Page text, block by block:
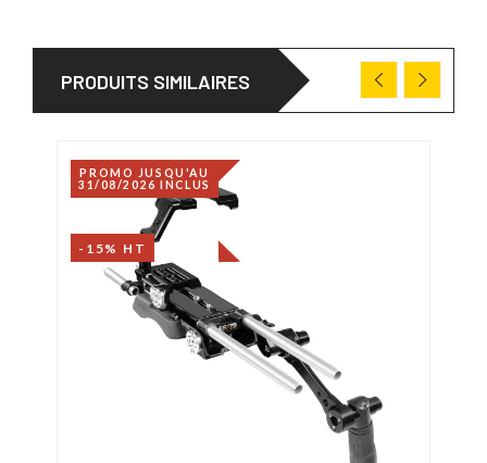
PRODUITS SIMILAIRES
PROMO JUSQU'AU
31/08/2026 INCLUS
-15% HT